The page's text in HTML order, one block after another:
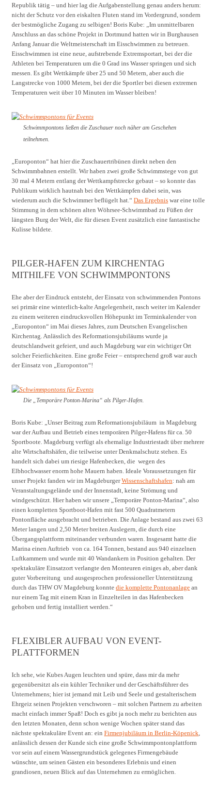
Republik tätig – und hier lag die Aufgabenstellung genau anders herum:
nicht der Schutz vor den eiskalten Fluten stand im Vordergrund, sondern
der bestmögliche Zugang zu selbigen! Boris Kube: „Im unmittelbaren
Anschluss an das schöne Projekt in Dortmund hatten wir in Burghausen
Anfang Januar die Weltmeisterschaft im Eisschwimmen zu betreuen.
Eisschwimmen ist eine neue, aufstrebende Extremsportart, bei der die
Athleten bei Temperaturen um die 0 Grad ins Wasser springen und sich
messen. Es gibt Wettkämpfe über 25 und 50 Metern, aber auch die
Langstrecke von 1000 Metern, bei der die Sportler bei diesen extremen
Temperaturen weit über 10 Minuten im Wasser bleiben!
Schwimmpontons ließen die Zuschauer noch näher am Geschehen
teilnehmen.
„Europonton“ hat hier die Zuschauertribünen direkt neben den
Schwimmbahnen erstellt. Wir haben zwei große Schwimmstege von gut
30 mal 4 Metern entlang der Wettkampfstrecke gebaut – so konnte das
Publikum wirklich hautnah bei den Wettkämpfen dabei sein, was
wiederum auch die Schwimmer beflügelt hat.“ Das Ergebnis war eine tolle
Stimmung in dem schönen alten Wöhrsee-Schwimmbad zu Füßen der
längsten Burg der Welt, die für diesen Event zusätzlich eine fantastische
Kulisse bildete.
PILGER-HAFEN ZUM KIRCHENTAG
MITHILFE VON SCHWIMMPONTONS
Ehe aber der Eindruck entsteht, der Einsatz von schwimmenden Pontons
sei primär eine winterlich-kalte Angelegenheit, rasch weiter im Kalender
zu einem weiteren eindrucksvollen Höhepunkt im Terminkalender von
„Europonton“ im Mai dieses Jahres, zum Deutschen Evangelischen
Kirchentag. Anlässlich des Reformationsjubiläums wurde ja
deutschlandweit gefeiert, und auch Magdeburg war ein wichtiger Ort
solcher Feierlichkeiten. Eine große Feier – entsprechend groß war auch
der Einsatz von „Europonton“!
Die „Temporäre Ponton-Marina“ als Pilger-Hafen.
Boris Kube: „Unser Beitrag zum Reformationsjubiläum in Magdeburg
war der Aufbau und Betrieb eines temporären Pilger-Hafens für ca. 50
Sportboote. Magdeburg verfügt als ehemalige Industriestadt über mehrere
alte Wirtschaftshäfen, die teilweise unter Denkmalschutz stehen. Es
handelt sich dabei um riesige Hafenbecken, die wegen des
Elbhochwasser enorm hohe Mauern haben. Ideale Voraussetzungen für
unser Projekt fanden wir im MagdeburgerWissenschaftshafen: nah am
Veranstaltungsgelände und der Innenstadt, keine Strömung und
windgeschützt. Hier haben wir unsere „Temporäre Ponton-Marina“, also
einen kompletten Sportboot-Hafen mit fast 500 Quadratmetern
Pontonfläche ausgebracht und betrieben. Die Anlage bestand aus zwei 63
Meter langen und 2,50 Meter breiten Auslegern, die durch eine
Übergangsplattform miteinander verbunden waren. Insgesamt hatte die
Marina einen Auftrieb von ca. 164 Tonnen, bestand aus 940 einzelnen
Luftkammern und wurde mit 40 Wandankern in Position gehalten. Der
spektakuläre Einsatzort verlangte den Monteuren einiges ab, aber dank
guter Vorbereitung und ausgesprochen professioneller Unterstützung
durch das THW OV Magdeburg konnte die komplette Pontonanlage an
nur einem Tag mit einem Kran in Einzelteilen in das Hafenbecken
gehoben und fertig installiert werden.“
FLEXIBLER AUFBAU VON EVENT-
PLATTFORMEN
Ich sehe, wie Kubes Augen leuchten und spüre, dass mir da mehr
gegenübersitzt als ein kühler Techniker und der Geschäftsführer des
Unternehmens; hier ist jemand mit Leib und Seele und gestalterischem
Ehrgeiz seinen Projekten verschworen – mit solchen Partnern zu arbeiten
macht einfach immer Spaß! Doch es gibt ja noch mehr zu berichten aus
den letzten Monaten, denn schon wenige Wochen später stand das
nächste spektakuläre Event an: ein Firmenjubiläum in Berlin-Köpenick,
anlässlich dessen der Kunde sich eine große Schwimmpontonplattform
vor sein auf einem Wassergrundstück gelegenes Firmengebäude
wünschte, um seinen Gästen ein besonderes Erlebnis und einen
grandiosen, neuen Blick auf das Unternehmen zu ermöglichen.